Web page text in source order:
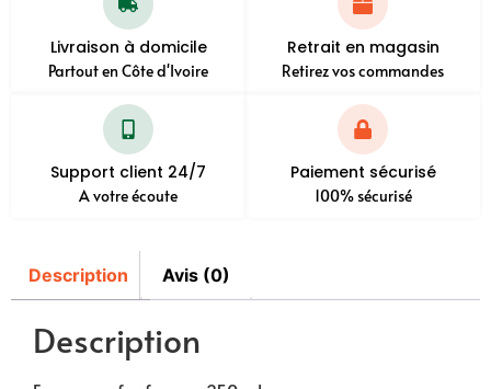
Livraison à domicile
Partout en Côte d'Ivoire
Retrait en magasin
Retirez vos commandes
Support client 24/7
A votre écoute
Paiement sécurisé
100% sécurisé
Description Avis (0)
Description